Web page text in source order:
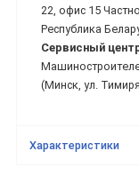
22, офис 15
Республика
Сервисный
(Минск, ул.
Характеристики